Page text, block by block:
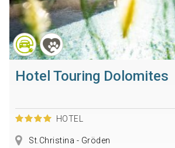
Hotel Touring Dolomites
HOTEL
St.Christina - Gröden